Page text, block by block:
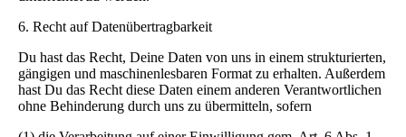
6. Recht auf Datenübertragbarkeit
Du hast das Recht, Deine Daten von uns in einem strukturierten,
gängigen und maschinenlesbaren Format zu erhalten. Außerdem
hast Du das Recht diese Daten einem anderen Verantwortlichen
ohne Behinderung durch uns zu übermitteln, sofern